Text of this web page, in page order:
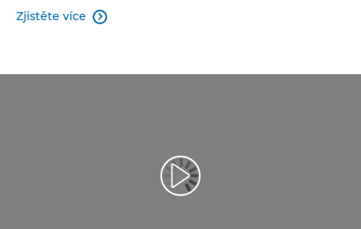
Zjistěte více 